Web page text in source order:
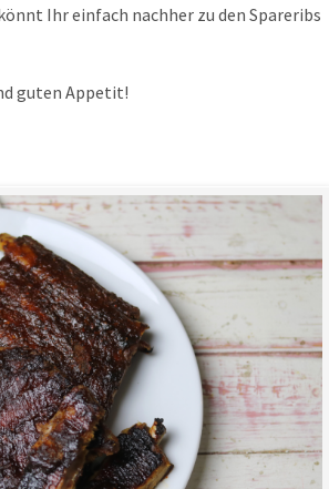
Ihr einfach nachher zu den Spareribs
guten Appetit!